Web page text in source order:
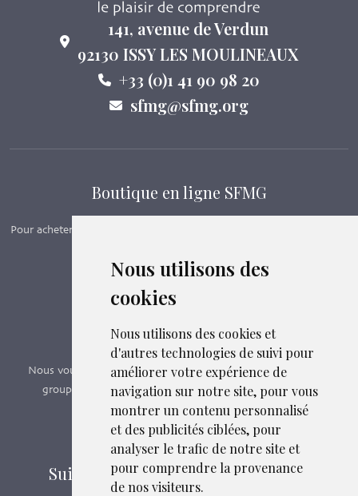
Nous utilisons des
cookies
Nous utilisons des cookies et
d'autres technologies de suivi pour
améliorer votre expérience de
navigation sur notre site, pour vous
montrer un contenu personnalisé
et des publicités ciblées, pour
analyser le trafic de notre site et
pour comprendre la provenance
de nos visiteurs.
141, avenue de Verdun
92130 ISSY LES MOULINEAUX
+33 (0)1 41 90 98 20
sfmg@sfmg.org
Boutique en ligne SFMG
Pour acheter nos manuels, adhérer et payer ses cotisations en ligne,
Boutique en ligne
Formations SFMG
Nous vous proposons des formations e-learning, présentiels,
groupes de pairs - Certificat QUALIOPI n° 2020/89171.3
Découvrir nos formations
Suivez-nous sur les réseaux sociaux